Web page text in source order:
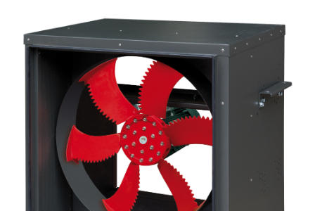
Lighting and Electrical
Equipment
Complete solutions in lighting and electrical
material for each project and need